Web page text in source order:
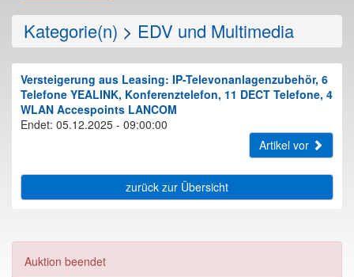
Kategorie(n) > EDV und Multimedia
Versteigerung aus Leasing: IP-Televonanlagenzubehör, 6
Telefone YEALINK, Konferenztelefon, 11 DECT Telefone, 4
WLAN Accespoints LANCOM
Endet: 05.12.2025 - 09:00:00
Artikel vor
zurück zur Übersicht
Auktion beendet